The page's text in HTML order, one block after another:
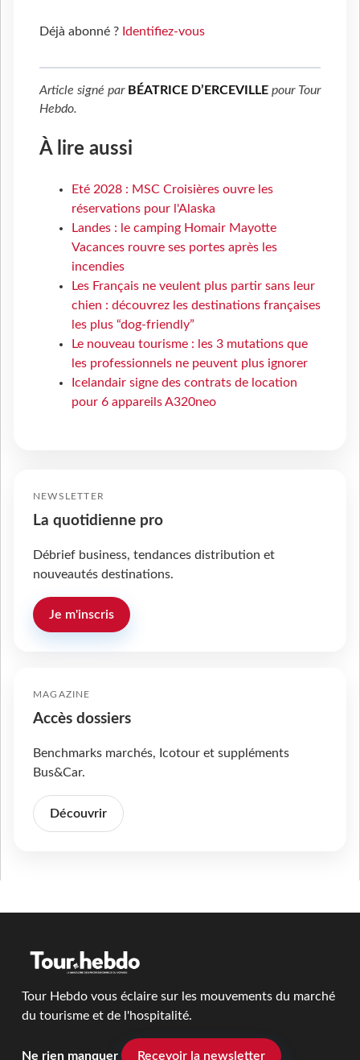
Déjà abonné ? Identifiez-vous
Article signé par BÉATRICE D’ERCEVILLE pour Tour
Hebdo.
À lire aussi
Eté 2028 : MSC Croisières ouvre les
réservations pour l'Alaska
Landes : le camping Homair Mayotte
Vacances rouvre ses portes après les
incendies
Les Français ne veulent plus partir sans leur
chien : découvrez les destinations françaises
les plus “dog-friendly”
Le nouveau tourisme : les 3 mutations que
les professionnels ne peuvent plus ignorer
Icelandair signe des contrats de location
pour 6 appareils A320neo
NEWSLETTER
La quotidienne pro
Débrief business, tendances distribution et
nouveautés destinations.
Je m'inscris
MAGAZINE
Accès dossiers
Benchmarks marchés, Icotour et suppléments
Bus&Car.
Découvrir
Tour Hebdo vous éclaire sur les mouvements du marché
du tourisme et de l'hospitalité.
Ne rien manquer Recevoir la newsletter